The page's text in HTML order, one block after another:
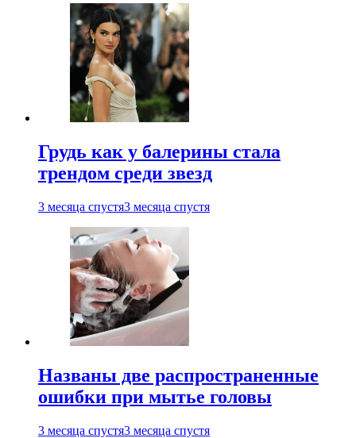
Грудь как у балерины стала
трендом среди звезд
3 месяца спустя3 месяца спустя
Названы две распространенные
ошибки при мытье головы
3 месяца спустя3 месяца спустя